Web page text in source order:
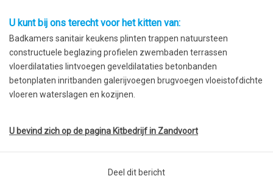
U kunt bij ons terecht voor het kitten van:
Badkamers sanitair keukens plinten trappen natuursteen
constructuele beglazing profielen zwembaden terrassen
vloerdilataties lintvoegen geveldilataties betonbanden
betonplaten inritbanden galerijvoegen brugvoegen vloeistofdichte
vloeren waterslagen en kozijnen.
U bevind zich op de pagina Kitbedrijf in Zandvoort
Deel dit bericht